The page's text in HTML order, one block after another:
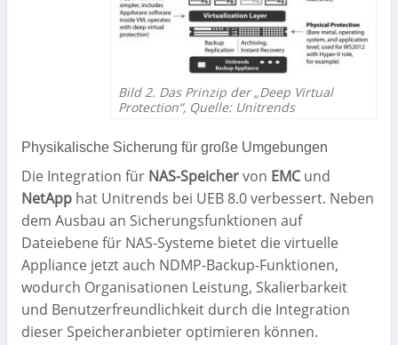
Bild 2. Das Prinzip der „Deep Virtual
Protection“, Quelle: Unitrends
Physikalische Sicherung für große Umgebungen
Die Integration für NAS-Speichervon EMCund
NetApp hat Unitrends bei UEB 8.0 verbessert. Neben
dem Ausbau an Sicherungsfunktionen auf
Dateiebene für NAS-Systeme bietet die virtuelle
Appliance jetzt auch NDMP-Backup-Funktionen,
wodurch Organisationen Leistung, Skalierbarkeit
und Benutzerfreundlichkeit durch die Integration
dieser Speicheranbieter optimieren können.